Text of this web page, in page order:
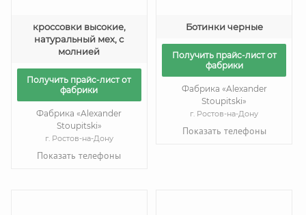
кроссовки высокие,
натуральный мех, с
молнией
Получить прайс-лист от
фабрики
Фабрика «Alexander
Stoupitski»
г. Ростов-на-Дону
Показать телефоны
Ботинки черные
Получить прайс-лист от
фабрики
Фабрика «Alexander
Stoupitski»
г. Ростов-на-Дону
Показать телефоны